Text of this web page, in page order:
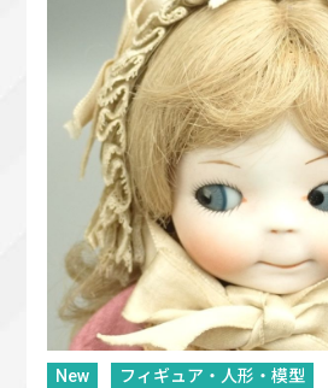
New フィギュア・人形・模型